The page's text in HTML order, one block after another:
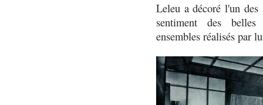
Leleu a décoré l'un des
sentiment des belles
ensembles réalisés par